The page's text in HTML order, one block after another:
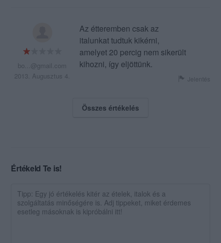
bo...@gmail.com
2013. Augusztus 4.
Az étteremben csak az
italunkat tudtuk kikérni,
amelyet 20 percig nem sikerült
kihozni, így eljöttünk.
Jelentés
Összes értékelés
Értékeld Te is!